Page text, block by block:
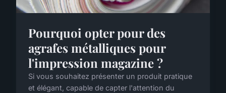
Pourquoi opter pour des
agrafes métalliques pour
l'impression magazine ?
Si vous souhaitez présenter un produit pratique
et élégant, capable de capter l'attention du